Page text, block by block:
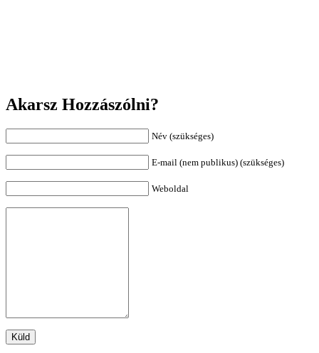
Akarsz Hozzászólni?
Név (szükséges)
E-mail (nem publikus) (szükséges)
Weboldal